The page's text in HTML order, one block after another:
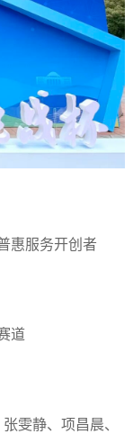
惠服务开创者
道
雯静、项昌晨、